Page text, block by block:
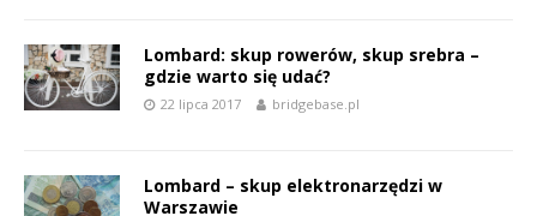
Lombard: skup rowerów, skup srebra –
gdzie warto się udać?
22 lipca 2017 bridgebase.pl
Lombard – skup elektronarzędzi w
Warszawie